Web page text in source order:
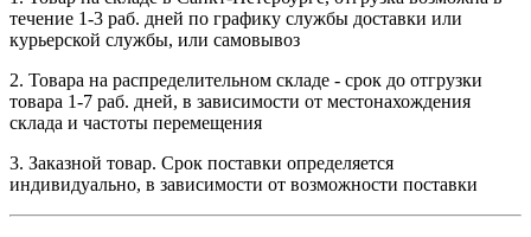
течение 1-3 раб. дней по графику службы доставки или
курьерской службы, или самовывоз
2. Товара на распределительном складе - срок до отгрузки
товара 1-7 раб. дней, в зависимости от местонахождения
склада и частоты перемещения
3. Заказной товар. Срок поставки определяется
индивидуально, в зависимости от возможности поставки